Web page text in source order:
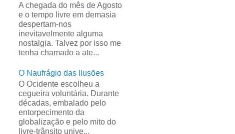
A chegada do mês de Agosto
e o tempo livre em demasia
despertam-nos
inevitavelmente alguma
nostalgia. Talvez por isso me
tenha chamado a ate...
O Naufrágio das Ilusões
O Ocidente escolheu a
cegueira voluntária. Durante
décadas, embalado pelo
entorpecimento da
globalização e pelo mito do
livre-trânsito unive...